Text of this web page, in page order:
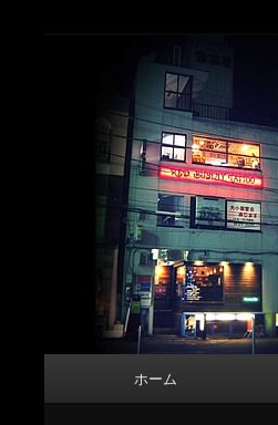
東京 タ
Tattoo タ
タトゥーデザイン
ホーム